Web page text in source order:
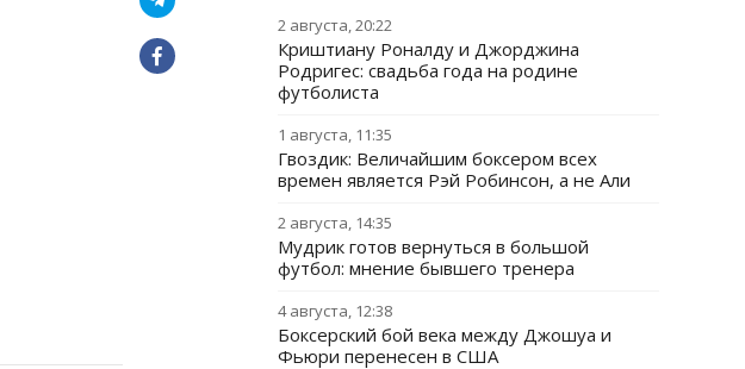
2 августа, 20:22
Криштиану Роналду и Джорджина
Родригес: свадьба года на родине
футболиста
1 августа, 11:35
Гвоздик: Величайшим боксером всех
времен является Рэй Робинсон, а не Али
2 августа, 14:35
Мудрик готов вернуться в большой
футбол: мнение бывшего тренера
4 августа, 12:38
Боксерский бой века между Джошуа и
Фьюри перенесен в США